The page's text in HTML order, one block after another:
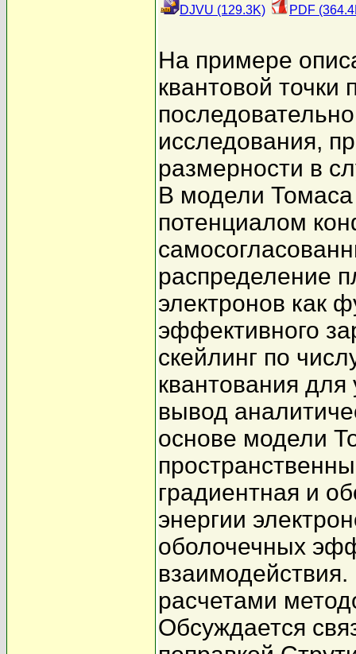
DJVU (129.3K) PDF
На примере
квантовой точки
исследования,
размерности в
В модели
потенциалом
распределение
электронов как
эффективного
скейлинг по
квантования
вывод
основе модели
градиентная и
энергии
оболочечных
расчетами
Обсуждается